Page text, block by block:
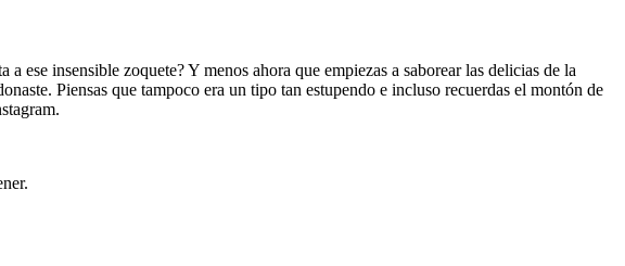
ese insensible zoquete? Y menos ahora que empiezas a saborear las delicias de la
Piensas que tampoco era un tipo tan estupendo e incluso recuerdas el montón de